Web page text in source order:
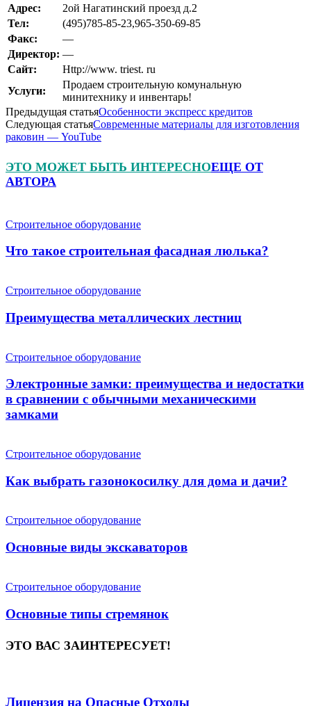
Адрес:
2ой Нагатинский проезд д.2
Teл:
(495)785-85-23,965-350-69-85
Факс:
—
Директор: —
Сайт:
Http://www. triest. ru
Услуги:
Продаем строительную комунальную
минитехнику и инвентарь!
Предыдущая статьяОсобенности экспресс кредитов
Следующая статьяСовременные материалы для изготовления
раковин — YouTube
ЭТО МОЖЕТ БЫТЬ ИНТЕРЕСНОЕЩЕ ОТ
АВТОРА
Строительное оборудование
Что такое строительная фасадная люлька?
Строительное оборудование
Преимущества металлических лестниц
Строительное оборудование
Электронные замки: преимущества и недостатки
в сравнении с обычными механическими
замками
Строительное оборудование
Как выбрать газонокосилку для дома и дачи?
Строительное оборудование
Основные виды экскаваторов
Строительное оборудование
Основные типы стремянок
ЭТО ВАС ЗАИНТЕРЕСУЕТ!
Лицензия на Опасные Отходы